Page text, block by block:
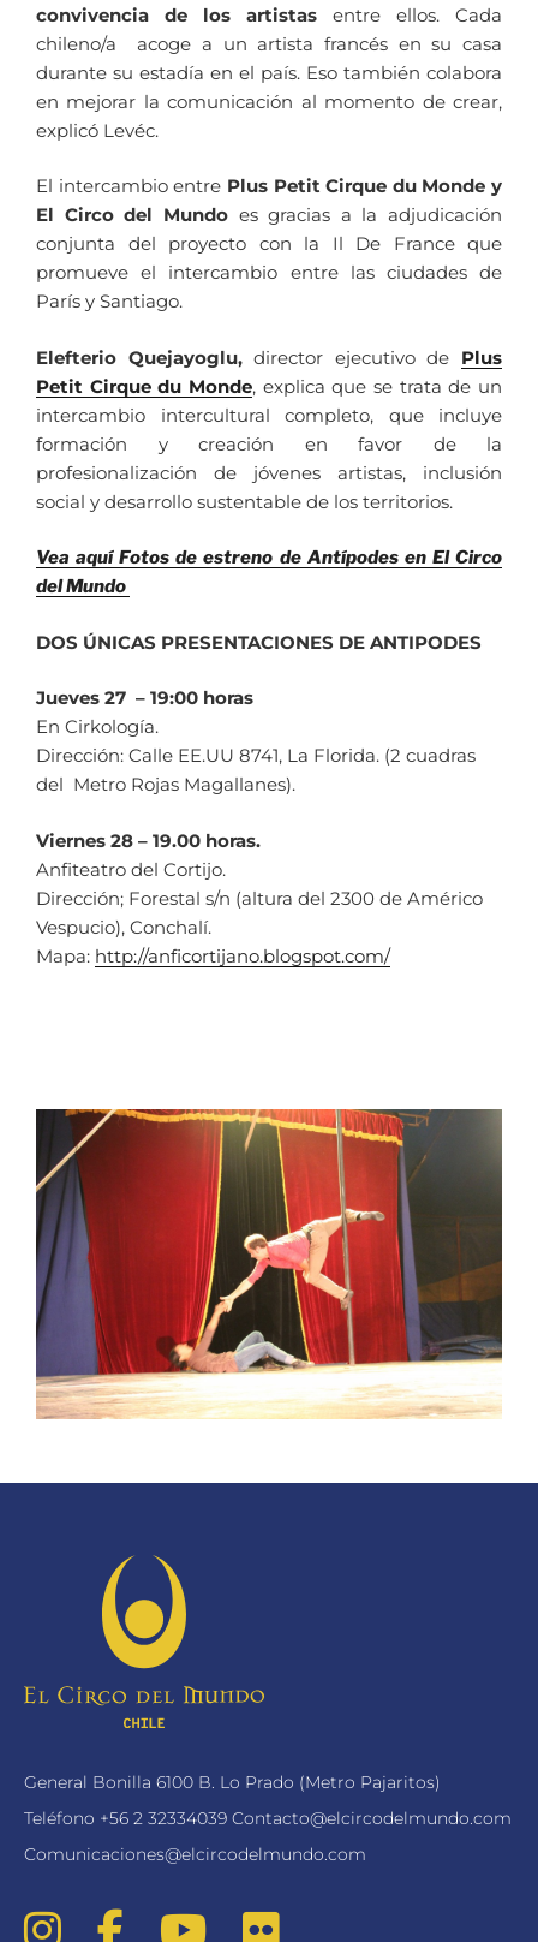
convivencia de los artistas entre ellos. Cada
chileno/a acoge a un artista francés en su casa
durante su estadía en el país. Eso también colabora
en mejorar la comunicación al momento de crear,
explicó Levéc.
El intercambio entre Plus Petit Cirque du Monde y
El Circo del Mundoes gracias a la adjudicación
conjunta del proyecto con la Il De France que
promueve el intercambio entre las ciudades de
París y Santiago.
Elefterio Quejayoglu,director ejecutivo de Plus
Petit Cirque du Monde, explica que se trata de un
intercambio intercultural completo, que incluye
formación y creación en favor de la
profesionalización de jóvenes artistas, inclusión
social y desarrollo sustentable de los territorios.
Vea aquí Fotos de estreno de Antípodes en El Circo
del Mundo
DOS ÚNICAS PRESENTACIONES DE ANTIPODES
Jueves 27 – 19:00 horas
En Cirkología.
Dirección: Calle EE.UU 8741, La Florida. (2 cuadras
del Metro Rojas Magallanes).
Viernes 28 – 19.00 horas.
Anfiteatro del Cortijo.
Dirección; Forestal s/n (altura del 2300 de Américo
Vespucio), Conchalí.
Mapa: http://anficortijano.blogspot.com/
General Bonilla 6100 B. Lo Prado (Metro Pajaritos)
Teléfono +56 2 32334039 Contacto@elcircodelmundo.com
Comunicaciones@elcircodelmundo.com